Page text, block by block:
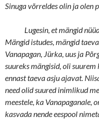
Sinugavõrreldes olin ja olen
Lugesin, et mängid
Mängid istudes, mängid
Vanapagan, Jürka, uus ja
suureks mängisid, oli
ennast taeva asju ajavat.
need olid suured inimlikud
meestele, ka Vanapaganale,
kasvada nende eespool